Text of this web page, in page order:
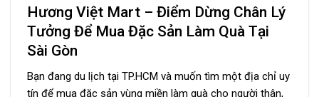
Hương Việt Mart – Điểm Dừng Chân Lý
Tưởng Để Mua Đặc Sản Làm Quà Tại
Sài Gòn
Bạn đang du lịch tại TP.HCM và muốn tìm một địa chỉ uy
tín để mua đặc sản vùng miền làm quà cho người thân,